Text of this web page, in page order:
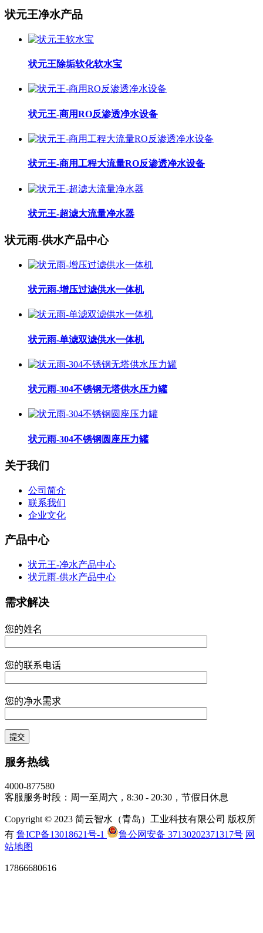
状元王净水产品
状元王除垢软化软水宝
状元王-商用RO反渗透净水设备
状元王-商用工程大流量RO反渗透净水设备
状元王-超滤大流量净水器
状元雨-供水产品中心
状元雨-增压过滤供水一体机
状元雨-单滤双滤供水一体机
状元雨-304不锈钢无塔供水压力罐
状元雨-304不锈钢圆座压力罐
关于我们
公司简介
联系我们
企业文化
产品中心
状元王-净水产品中心
状元雨-供水产品中心
需求解决
您的姓名
您的联系电话
您的净水需求
服务热线
4000-877580
客服服务时段：周一至周六，8:30 - 20:30，节假日休息
Copyright © 2023 简云智水（青岛）工业科技有限公司 版权所
有 鲁ICP备13018621号-1 鲁公网安备 37130202371317号 网
站地图
17866680616